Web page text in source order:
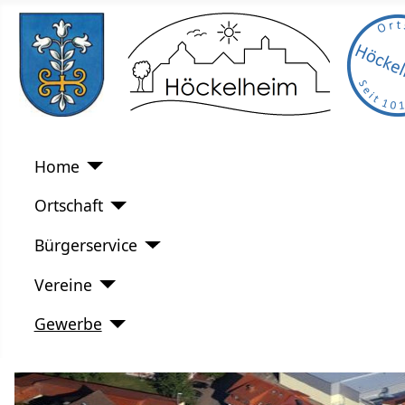
Home
Ortschaft
Bürgerservice
Vereine
Gewerbe